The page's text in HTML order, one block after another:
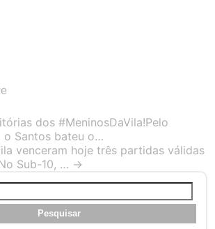
dos #MeninosDaVila!Pelo
o Santos bateu o…
venceram hoje três partidas válidas
Sub-10, … →